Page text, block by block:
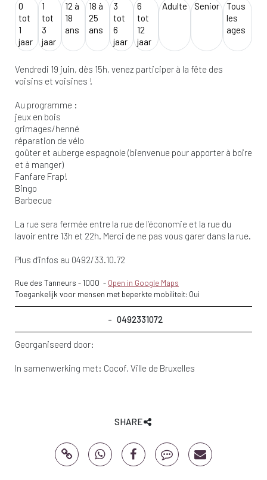
0
tot
1
jaar
1
tot
3
jaar
12 à
18
ans
18 à
25
ans
3
tot
6
jaar
6
tot
12
jaar
Adulte Senior
Tous
les
ages
Vendredi 19 juin, dès 15h, venez participer à la fête des
voisins et voisines !
Au programme :
jeux en bois
grimages/henné
réparation de vélo
goûter et auberge espagnole (bienvenue pour apporter à boire
et à manger)
Fanfare Frap!
Bingo
Barbecue
La rue sera fermée entre la rue de l’économie et la rue du
lavoir entre 13h et 22h. Merci de ne pas vous garer dans la rue.
Plus d’infos au 0492/33.10.72
Rue des Tanneurs -1000 - Open in Google Maps
Toegankelijk voor mensen met beperkte mobiliteit: Oui
0492331072
Georganiseerd door:
In samenwerking met: Cocof Ville de Bruxelles
SHARE